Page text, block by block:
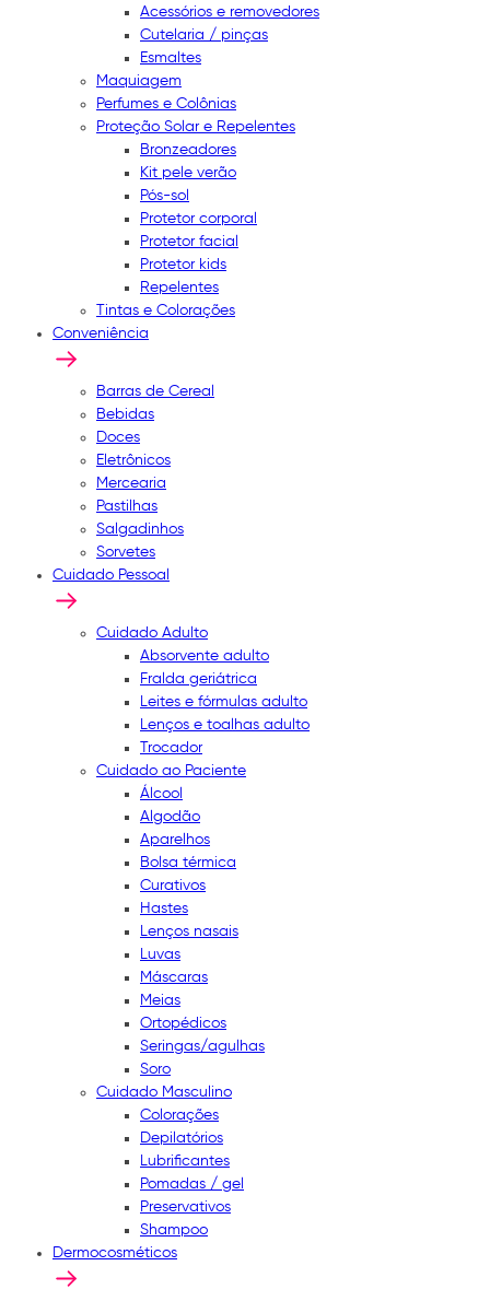
Acessórios e removedores
Cutelaria / pinças
Esmaltes
Maquiagem
Perfumes e Colônias
Proteção Solar e Repelentes
Bronzeadores
Kit pele verão
Pós-sol
Protetor corporal
Protetor facial
Protetor kids
Repelentes
Tintas e Colorações
Conveniência
Barras de Cereal
Bebidas
Doces
Eletrônicos
Mercearia
Pastilhas
Salgadinhos
Sorvetes
Cuidado Pessoal
Cuidado Adulto
Absorvente adulto
Fralda geriátrica
Leites e fórmulas adulto
Lenços e toalhas adulto
Trocador
Cuidado ao Paciente
Álcool
Algodão
Aparelhos
Bolsa térmica
Curativos
Hastes
Lenços nasais
Luvas
Máscaras
Meias
Ortopédicos
Seringas/agulhas
Soro
Cuidado Masculino
Colorações
Depilatórios
Lubrificantes
Pomadas / gel
Preservativos
Shampoo
Dermocosméticos